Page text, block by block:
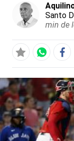
Santo
min de